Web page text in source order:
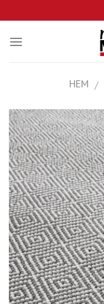
to
content
HEM /